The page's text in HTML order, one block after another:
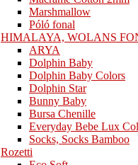
Marshmallow
Póló fonal
HIMALAYA, WOLANS
ARYA
Dolphin Baby
Dolphin Baby Colors
Dolphin Star
Bunny Baby
Bursa Chenille
Everyday Bebe Lux
Socks, Socks Bamboo
Rozetti